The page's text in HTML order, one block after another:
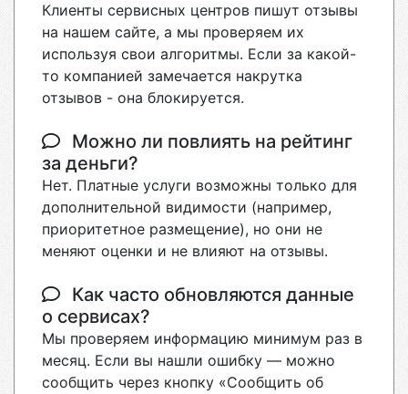
Клиенты сервисных центров пишут отзывы
на нашем сайте, а мы проверяем их
используя свои алгоритмы. Если за какой-
то компанией замечается накрутка
отзывов - она блокируется.
Можно ли повлиять на рейтинг
за деньги?
Нет. Платные услуги возможны только для
дополнительной видимости (например,
приоритетное размещение), но они не
меняют оценки и не влияют на отзывы.
Как часто обновляются данные
о сервисах?
Мы проверяем информацию минимум раз в
месяц. Если вы нашли ошибку — можно
сообщить через кнопку «Сообщить об